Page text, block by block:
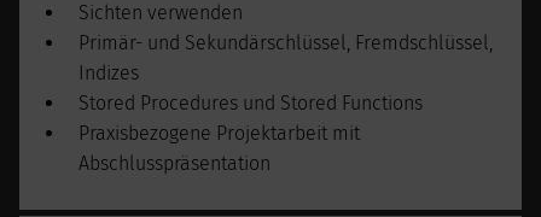
Sichten verwenden
Primär- und Sekundärschlüssel, Fremdschlüssel,
Indizes
Stored Procedures und Stored Functions
Praxisbezogene Projektarbeit mit
Abschlusspräsentation